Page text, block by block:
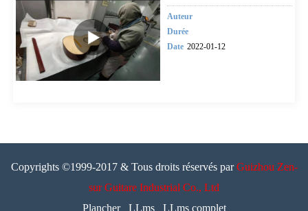
Auteur
Durée
Date 2022-01-12
Copyrights ©1999-2017 & Tous droits réservés parGuizhou Zen-
sur Guitare Industrial Co., Ltd
Plancher
LLms LLms complet